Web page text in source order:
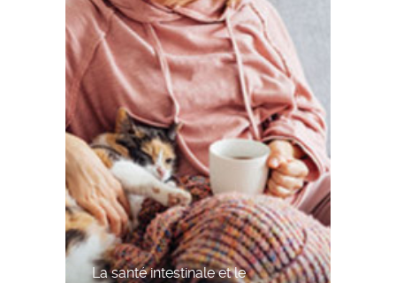
La santé intestinale et le